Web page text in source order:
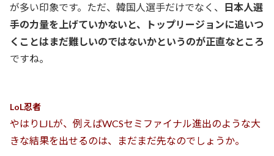
が多い印象です。ただ、韓国人選手だけでなく、
日本人選
手の力量を上げていかないと、トップリージョンに追いつ
くことはまだ難しいのではないかというのが正直なところ
ですね。
LoL忍者
やはりLJLが、例えばWCSセミファイナル進出のような大
きな結果を出せるのは、まだまだ先なのでしょうか。